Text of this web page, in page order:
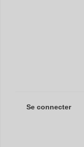
Se connecter